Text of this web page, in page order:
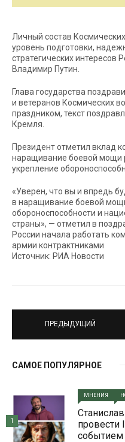
Личный состав
уровень подготовки,
стратегических интересов
Владимир Путин.
Глава государства
и ветеранов Космических
праздником, текст
Кремля.
Президент отметил вклад
наращивание боевой мощи
укрепление
«Уверен, что вы и впредь
в наращивание боевой
обороноспособности и
страны», — отметил в
России начала работать
армии контрактниками
Источник: РИА Новости
ПРЕДЫДУЩИЙ
САМОЕ ПОПУЛЯРНОЕ
МНЕНИЯ
провести
событием
1